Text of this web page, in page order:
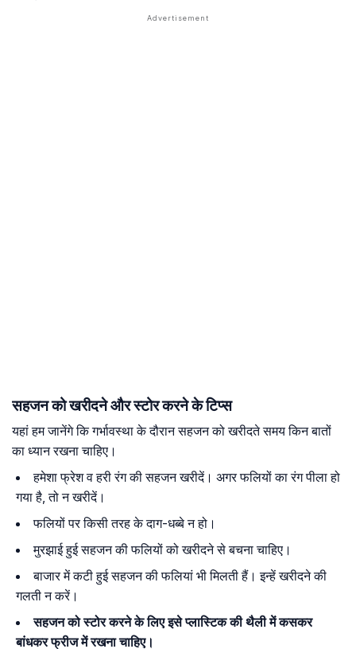
सहजन को खरीदने और स्टोर करने के टिप्स
यहां हम जानेंगे कि गर्भावस्था के दौरान सहजन को खरीदते समय किन बातों
का ध्यान रखना चाहिए।
हमेशा फ्रेश व हरी रंग की सहजन खरीदें। अगर फलियों का रंग पीला हो
गया है, तो न खरीदें।
फलियों पर किसी तरह के दाग-धब्बे न हो।
मुरझाई हुई सहजन की फलियों को खरीदने से बचना चाहिए।
बाजार में कटी हुई सहजन की फलियां भी मिलती हैं। इन्हें खरीदने की
गलती न करें।
सहजन को स्टोर करने के लिए इसे प्लास्टिक की थैली में कसकर
बांधकर फ्रीज में रखना चाहिए।